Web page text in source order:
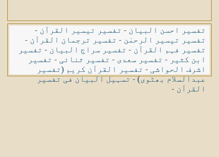
تفسیر احسن البیان - تفسیر تیسیر القرآن -
تفسیر تیسیر الرحمٰن - تفسیر ترجمان القرآن -
تفسیر فہم القرآن - تفسیر سراج البیان - تفسیر
ابن کثیر - تفسیر سعدی - تفسیر ثنائی - تفسیر
اشرف الحواشی - تفسیر القرآن کریم (تفسیر
عبدالسلام بھٹوی)-تسہیل البیان فی تفسیر
القرآن -